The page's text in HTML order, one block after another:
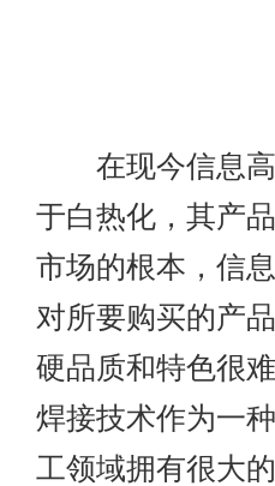
在现今信息高
于白热化，其产
市场的根本，信
对所要购买的产
硬品质和特色很
焊接技术作为一
工领域拥有很大的